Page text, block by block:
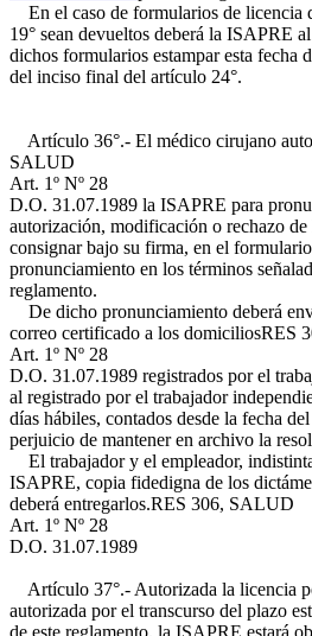
En el caso de formularios de licencia
19° sean devueltos deberá la ISAPRE
dichos formularios estampar esta fecha
del inciso final del artículo 24°.
Artículo 36°.- El médico cirujano
SALUD
Art. 1º Nº 28
D.O. 31.07.1989 la ISAPRE para
autorización, modificación o rechazo de
consignar bajo su firma, en el
pronunciamiento en los términos
reglamento.
De dicho pronunciamiento deberá
correo certificado a los domiciliosRES
Art. 1º Nº 28
D.O. 31.07.1989 registrados por el
al registrado por el trabajador
días hábiles, contados desde la fecha
perjuicio de mantener en archivo la
El trabajador y el empleador,
ISAPRE, copia fidedigna de los
deberá entregarlos.RES 306, SALUD
Art. 1º Nº 28
D.O. 31.07.1989
Artículo 37°.- Autorizada la licencia
autorizada por el transcurso del plazo
de este reglamento, la ISAPRE estará